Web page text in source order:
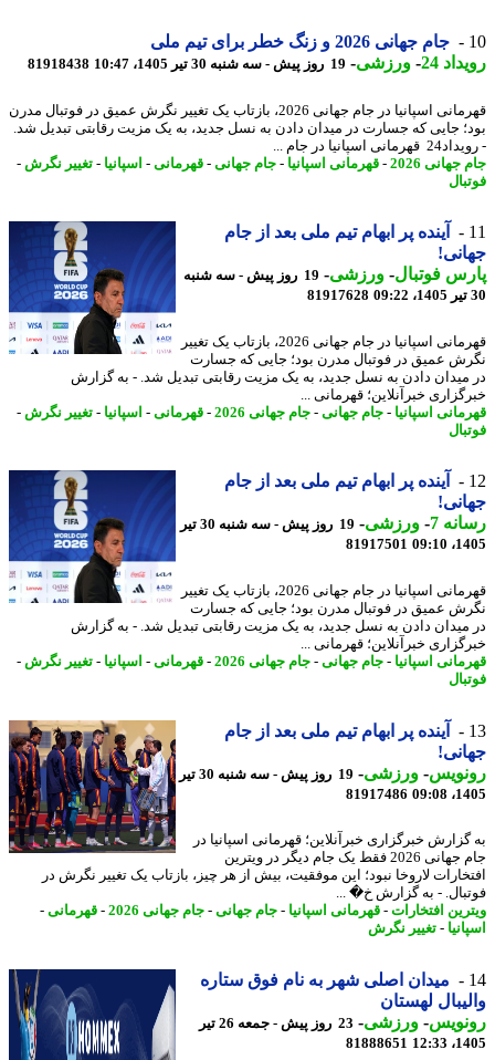
جام جهانی 2026 و زنگ خطر برای تیم ملی
24
-ورزشی-19 روز پیش - سه شنبه 30 تیر 1405، 10:47 81918438
قهرمانی اسپانیا در جام جهانی 2026، بازتاب یک تغییر نگرش عمیق در فوتبال مدرن
جایی که جسارت در میدان دادن به نسل جدید، به یک مزیت رقابتی تبدیل شد.
اسپانیا در جام ...
2026
-قهرمانی اسپانیا-جام جهانی-قهرمانی-اسپانیا-تغییر نگرش-
آینده پر ابهام تیم ملی بعد از جام
فوتبال-ورزشی-
19 روز پیش - سه شنبه
81917628
قهرمانی اسپانیا در جام جهانی 2026، بازتاب یک تغییر
عمیق در فوتبال مدرن بود؛ جایی که جسارت
دادن به نسل جدید، به یک مزیت رقابتی تبدیل شد. - به گزارش
خبرآنلاین؛ قهرمانی ...
اسپانیا-جام جهانی-جام جهانی 2026 -قهرمانی-اسپانیا-تغییر نگرش-
آینده پر ابهام تیم ملی بعد از جام
7
-ورزشی-
19 روز پیش - سه شنبه 30 تیر
81917501
قهرمانی اسپانیا در جام جهانی 2026، بازتاب یک تغییر
عمیق در فوتبال مدرن بود؛ جایی که جسارت
دادن به نسل جدید، به یک مزیت رقابتی تبدیل شد. - به گزارش
خبرآنلاین؛ قهرمانی ...
اسپانیا-جام جهانی-جام جهانی 2026 -قهرمانی-اسپانیا-تغییر نگرش-
آینده پر ابهام تیم ملی بعد از جام
-ورزشی-
19 روز پیش - سه شنبه 30 تیر
81917486
خبرگزاری خبرآنلاین؛ قهرمانی اسپانیا در
جام جهانی 2026 فقط یک جام دیگر در ویترین
لاروخا نبود؛ این موفقیت، بیش از هر چیز، بازتاب یک تغییر نگرش در
- به گزارش خ� ...
افتخارات- قهرمانی اسپانیا-جام جهانی-جام جهانی 2026 -قهرمانی-
-تغییر نگرش
میدان اصلی شهر به نام فوق ستاره
لهستان
-ورزشی-
23 روز پیش - جمعه 26 تیر
81888651